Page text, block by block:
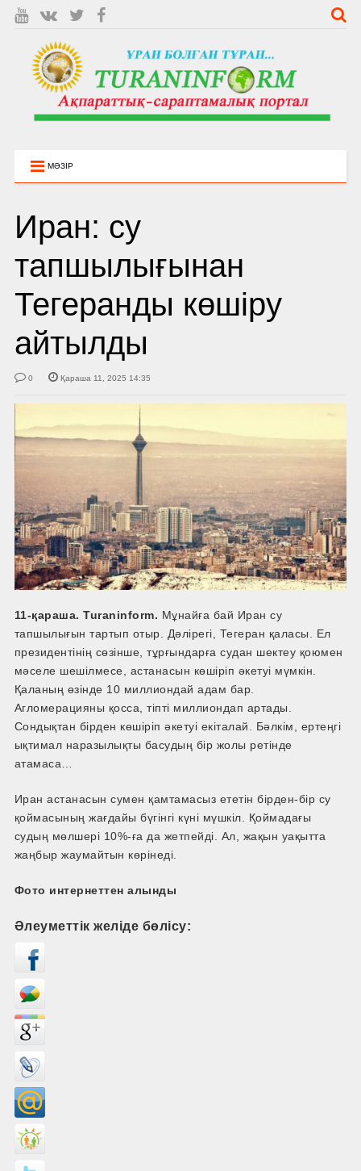
МӘЗІР
Иран: су
тапшылығынан
Тегеранды көшіру
айтылды
0 Қараша 11, 2025 14:35
11-қараша. Turaninform. Мұнайға бай Иран су
тапшылығын тартып отыр. Дәлірегі, Тегеран қаласы. Ел
президентінің сөзінше, тұрғындарға судан шектеу қоюмен
мәселе шешілмесе, астанасын көшіріп әкетуі мүмкін.
Қаланың өзінде 10 миллиондай адам бар.
Агломерацияны қосса, тіпті миллиондап артады.
Сондықтан бірден көшіріп әкетуі екіталай. Бәлкім, ертеңгі
ықтимал наразылықты басудың бір жолы ретінде
атамаса…
Иран астанасын сумен қамтамасыз ететін бірден-бір су
қоймасының жағдайы бүгінгі күні мүшкіл. Қоймадағы
судың мөлшері 10%-ға да жетпейді. Ал, жақын уақытта
жаңбыр жаумайтын көрінеді.
Фото интернеттен алынды
Әлеуметтік желіде бөлісу: